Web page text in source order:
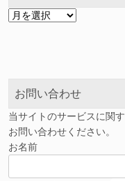
ア
お問い合わせ
当サイトのサービスに関
お問い合わせください。
お名前